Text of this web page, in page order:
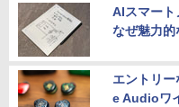
AIスマー
なぜ魅力的
エントリ
e Audioワ